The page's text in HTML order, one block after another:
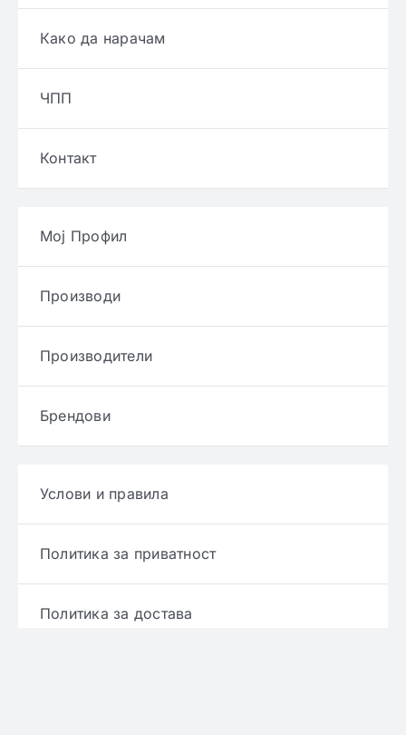
Како да нарачам
ЧПП
Контакт
Мој Профил
Производи
Производители
Брендови
Услови и правила
Политика за приватност
Политика за достава